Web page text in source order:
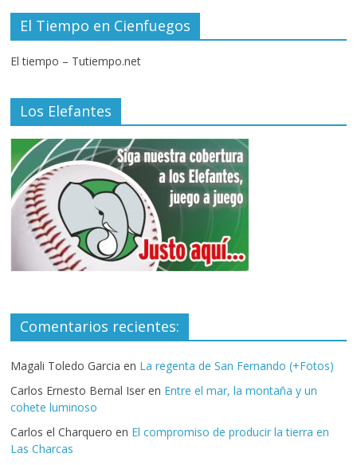
El Tiempo en Cienfuegos
El tiempo – Tutiempo.net
Los Elefantes
Comentarios recientes:
Magali Toledo Garcia en La regenta de San Fernando (+Fotos)
Carlos Ernesto Bernal Iser en Entre el mar, la montaña y un
cohete luminoso
Carlos el Charquero en El compromiso de producir la tierra en
Las Charcas